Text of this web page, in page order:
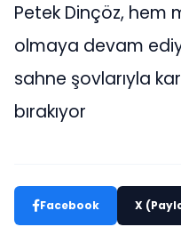
Petek Dinçöz, hem
olmaya devam
sahne şovlarıyla
bırakıyor
Facebook X